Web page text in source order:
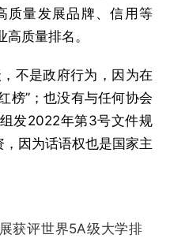
质量发展品牌、信用等
质量排名。
不是政府行为，因为在
榜”；也没有与任何协会
发2022年第3号文件规
，因为话语权也是国家主
获评世界5A级大学排